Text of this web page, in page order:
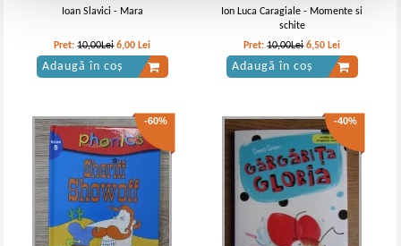
Ioan Slavici - Mara
Pret:10,00Lei 6,00 Lei
Adaugă în coș
Ion Luca Caragiale - Momente si
schite
Pret:10,00Lei 6,50 Lei
Adaugă în coș
-60% -40%